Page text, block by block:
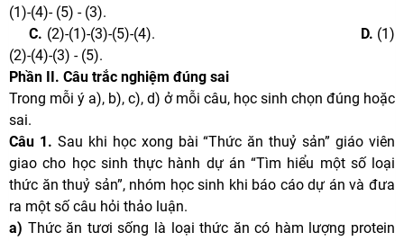
(1)-(4)- (5) - (3).
C. (2)-(1)-(3)-(5)-(4). D. (1)
(2)-(4)-(3) - (5).
Phần II. Câu trắc nghiệm đúng sai
Trong mỗi ý a), b), c), d) ở mỗi câu, học sinh chọn đúng hoặc
sai.
Câu 1. Sau khi học xong bài “Thức ăn thuỷ sản” giáo viên
giao cho học sinh thực hành dự án “Tìm hiểu một số loại
thức ăn thuỷ sản”, nhóm học sinh khi báo cáo dự án và đưa
ra một số câu hỏi thảo luận.
a) Thức ăn tươi sống là loại thức ăn có hàm lượng protein